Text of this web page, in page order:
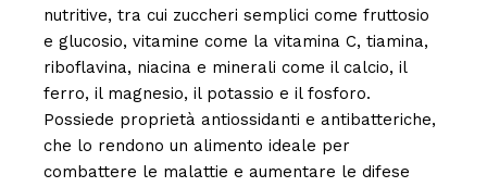
nutritive, tra cui zuccheri semplici come fruttosio
e glucosio, vitamine come la vitamina C, tiamina,
riboflavina, niacina e minerali come il calcio, il
ferro, il magnesio, il potassio e il fosforo.
Possiede proprietà antiossidanti e antibatteriche,
che lo rendono un alimento ideale per
combattere le malattie e aumentare le difese